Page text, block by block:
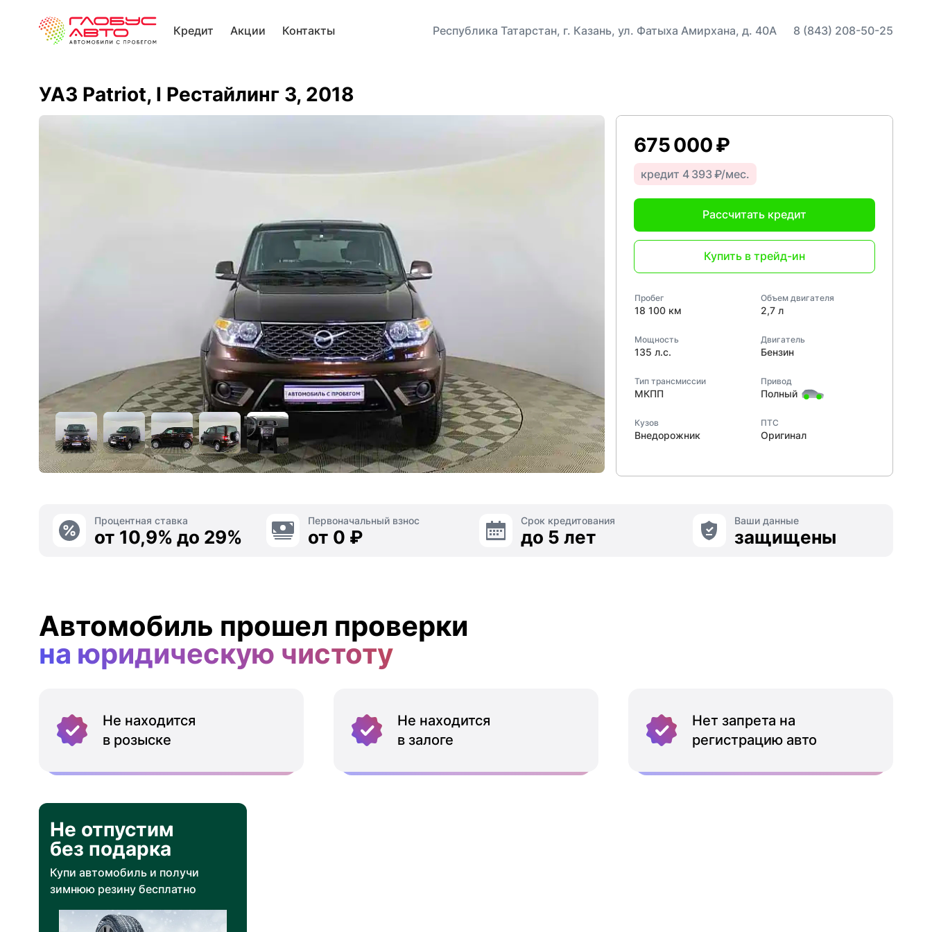
Кредит Акции Контакты Республика Татарстан, г. Казань, ул. Фатыха Амирхана, д. 40А 8 (843) 208-50-25
УАЗ Patriot, I Рестайлинг 3, 2018
675 000 ₽
кредит 4 393 ₽/мес.
Рассчитать кредит
Купить в трейд-ин
Пробег
18 100 км
Объем двигателя
2,7 л
Мощность
135 л.с.
Двигатель
Бензин
Тип трансмиссии
МКПП
Привод
Полный
Кузов
Внедорожник
ПТС
Оригинал
Процентная ставка
от 10,9% до 29%
Первоначальный взнос
от 0 ₽
Срок кредитования
до 5 лет
Ваши данные
защищены
Автомобиль прошел проверки
на юридическую чистоту
Не находится
в розыске
Не находится
в залоге
Нет запрета на
регистрацию авто
Не отпустим
без подарка
Купи автомобиль и получи
зимнюю резину бесплатно